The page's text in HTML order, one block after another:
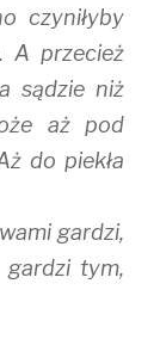
czyniłyby
A przecież
sądzie niż
aż pod
do piekła
gardzi,
tym,